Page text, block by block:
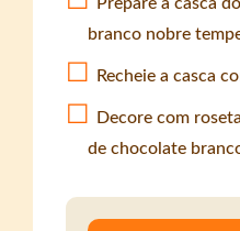
branco nobre
Recheie a casca
Decore com
de chocolate